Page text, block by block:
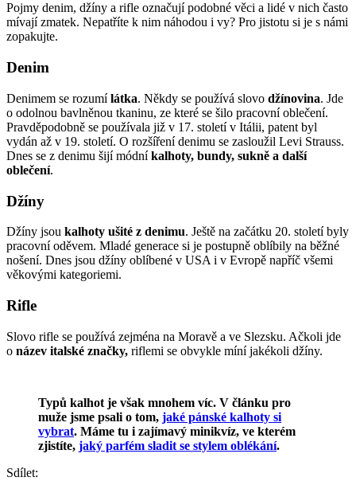
Pojmy denim, džíny a rifle označují podobné věci a lidé v nich často
mívají zmatek. Nepatříte k nim náhodou i vy? Pro jistotu si je s námi
zopakujte.
Denim
Denimem se rozumílátka. Někdy se používá slovo džínovina. Jde
o odolnou bavlněnou tkaninu, ze které se šilo pracovní oblečení.
Pravděpodobně se používala již v 17. století v Itálii, patent byl
vydán až v 19. století. O rozšíření denimu se zasloužil Levi Strauss.
Dnes se z denimu šijí módníkalhoty, bundy, sukně a další
oblečení.
Džíny
Džíny jsou kalhoty ušité z denimu. Ještě na začátku 20. století byly
pracovní oděvem. Mladé generace si je postupně oblíbily na běžné
nošení. Dnes jsou džíny oblíbené v USA i v Evropě napříč všemi
věkovými kategoriemi.
Rifle
Slovo rifle se používá zejména na Moravě a ve Slezsku. Ačkoli jde
o název italské značky, riflemi se obvykle míní jakékoli džíny.
Typů kalhot je však mnohem víc. V článku pro
muže jsme psali o tom, jaké pánské kalhoty si
vybrat. Máme tu i zajímavý minikvíz, ve kterém
zjistíte, jaký parfém sladit se stylem oblékání.
Sdílet: